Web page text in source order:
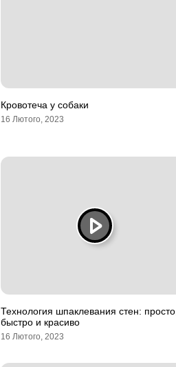
Кровотеча у собаки
16 Лютого, 2023
Технология шпаклевания стен: просто,
быстро и красиво
16 Лютого, 2023